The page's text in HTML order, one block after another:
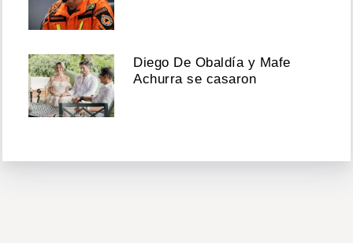
Diego De Obaldía y Mafe
Achurra se casaron